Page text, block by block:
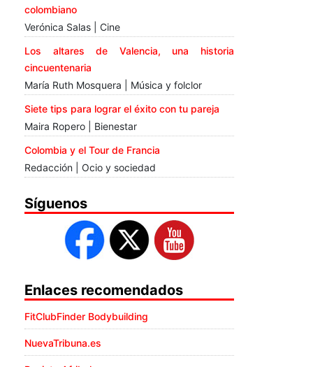
colombiano
Verónica Salas | Cine
Los altares de Valencia, una historia
cincuentenaria
María Ruth Mosquera | Música y folclor
Siete tips para lograr el éxito con tu pareja
Maira Ropero | Bienestar
Colombia y el Tour de Francia
Redacción | Ocio y sociedad
Síguenos
Enlaces recomendados
FitClubFinder Bodybuilding
NuevaTribuna.es